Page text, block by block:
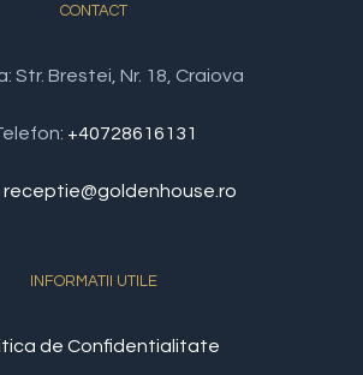
CONTACT
Str. Brestei, Nr. 18, Craiova
+40728616131
receptie@goldenhouse.ro
INFORMATII UTILE
de Confidentialitate